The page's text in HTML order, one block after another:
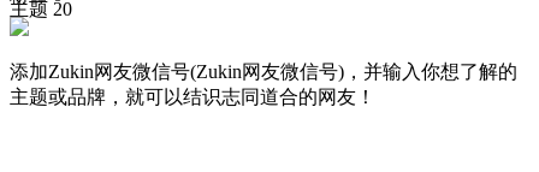
主题 20
添加Zukin网友微信号(Zukin网友微信号)，并输入你想了解的
主题或品牌，就可以结识志同道合的网友！